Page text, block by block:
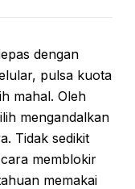
dengan
pulsa kuota
mahal. Oleh
mengandalkan
Tidak sedikit
memblokir
memakai